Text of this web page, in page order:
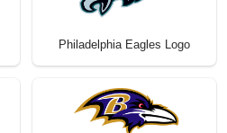
Philadelphia Eagles Logo